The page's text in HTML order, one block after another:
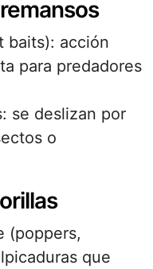
baits): acción
para predadores
se deslizan por
o
(poppers,
que